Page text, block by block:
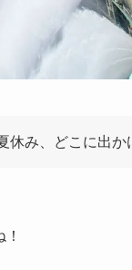
休み、どこに出か